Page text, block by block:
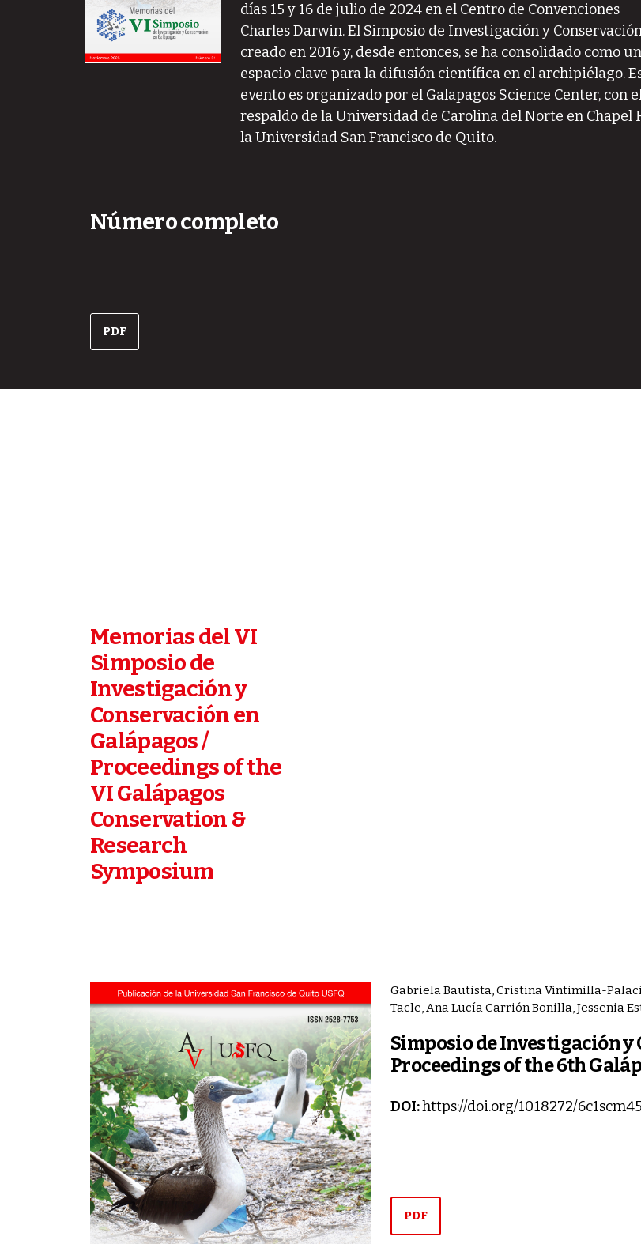
días 15 y 16 de julio de 2024 en el Centro de Convenciones
Charles Darwin. El Simposio de Investigación y
creado en 2016 y, desde entonces, se ha consolidado como un
espacio clave para la difusión científica en el archipiélago.
evento es organizado por el Galapagos Science Center, con
respaldo de la Universidad de Carolina del Norte en Chapel
la Universidad San Francisco de Quito.
Número completo
PDF
Memorias del VI
Simposio de
Investigación y
Conservación en
Galápagos /
Proceedings of the
VI Galápagos
Conservation &
Research
Symposium
Gabriela Bautista, Cristina Vintimilla-
Tacle, Ana Lucía Carrión Bonilla, Jessenia
Simposio de Investigación y
Proceedings of the 6th
DOI:https://doi.org/10.18272/6c1scm45
PDF